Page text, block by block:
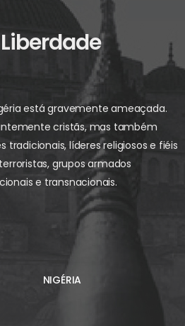
está gravemente ameaçada.
cristãs, mas também
tradicionais, líderes religiosos e fiéis
grupos armados
e transnacionais.
NIGÉRIA